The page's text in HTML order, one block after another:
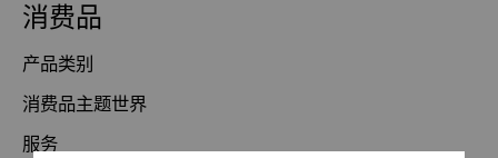
消费品
产品类别
消费品主题世界
服务